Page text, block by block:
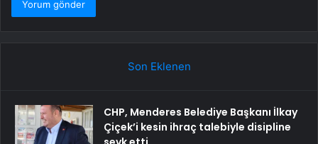
Son Eklenen
CHP, Menderes Belediye Başkanı İlkay
Çiçek’i kesin ihraç talebiyle disipline